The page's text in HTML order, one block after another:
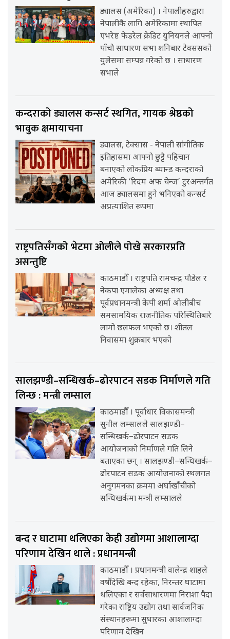
ड्यालस (अमेरिका) । नेपालीहरुद्वारा
नेपालीकै लागि अमेरिकामा स्थापित
एभरेष्ट फेडरेल क्रेडिट युनियनले आफ्नो
पाँचौ साधारण सभा शनिबार टेक्ससको
युलेसमा सम्पन्न गरेको छ । साधारण
सभाले
कन्दराको ड्यालस कन्सर्ट स्थगित, गायक श्रेष्ठको
भावुक क्षमायाचना
ड्यालस, टेक्सास - नेपाली सांगीतिक
इतिहासमा आफ्नो छुट्टै पहिचान
बनाएको लोकप्रिय ब्यान्ड कन्दराको
अमेरिकी ‘रिदम अफ चेन्ज’ टुरअन्तर्गत
आज ड्यालसमा हुने भनिएको कन्सर्ट
अप्रत्याशित रूपमा
राष्ट्रपतिसँगको भेटमा ओलीले पोखे सरकारप्रति
असन्तुष्टि
काठमाडौँ । राष्ट्रपति रामचन्द्र पौडेल र
नेकपा एमालेका अध्यक्ष तथा
पूर्वप्रधानमन्त्री केपी शर्मा ओलीबीच
समसामयिक राजनीतिक परिस्थितिबारे
लामो छलफल भएको छ। शीतल
निवासमा शुक्रबार भएको
सालझण्डी–सन्धिखर्क–ढोरपाटन सडक निर्माणले गति
लिन्छ : मन्त्री लम्साल
काठमाडौँ । पूर्वाधार विकासमन्त्री
सुनील लम्सालले सालझण्डी–
सन्धिखर्क–ढोरपाटन सडक
आयोजनाको निर्माणले गति लिने
बताएका छन् । सालझण्डी–सन्धिखर्क–
ढोरपाटन सडक आयोजनाको स्थलगत
अनुगमनका क्रममा अर्घाखाँचीको
सन्धिखर्कमा मन्त्री लम्सालले
बन्द र घाटामा थलिएका केही उद्योगमा आशालाग्दा
परिणाम देखिन थाले : प्रधानमन्त्री
काठमाडौँ । प्रधानमन्त्री वालेन्द्र शाहले
वर्षौंदेखि बन्द रहेका, निरन्तर घाटामा
थलिएका र सर्वसाधारणमा निराशा पैदा
गरेका राष्ट्रिय उद्योग तथा सार्वजनिक
संस्थानहरूमा सुधारका आशालाग्दा
परिणाम देखिन